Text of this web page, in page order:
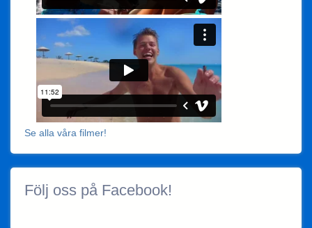
Se alla våra filmer!
Följ oss på Facebook!